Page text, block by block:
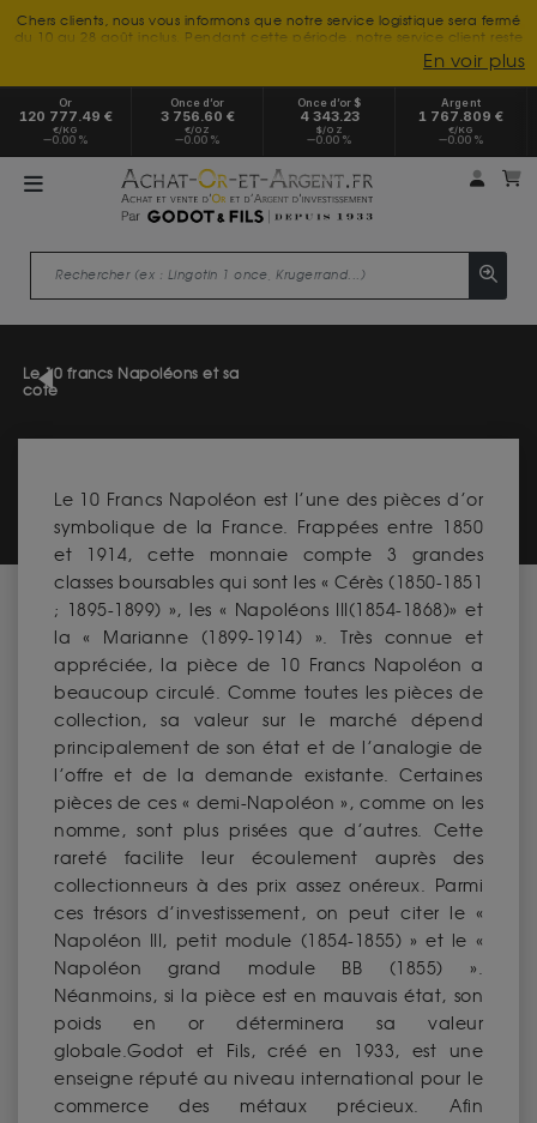
Chers clients, nous vous informons que notre service logistique sera fermé
du 10 au 28 août inclus. Pendant cette période, notre service client reste
à votre disposition tout l'été. Vous pouvez nous joindre du lundi au
vendredi, de 9h30 à 18h, pour toute demande d'information.
Nous vous remercions de votre compréhension et vous souhaitons un
excellent été.
En voir plus
Or
120 777.49 €
€/KG
0.00 %
Once d’or
3 756.60 €
€/OZ
0.00 %
Once d’or $
4 343.23
$/OZ
0.00 %
Argent
1 767.809 €
€/KG
0.00 %
Mon
Le 10 francs Napoléons et sa
cote
Le 10 Francs Napoléon est l’une des pièces d’or
symbolique de la France. Frappées entre 1850
et 1914, cette monnaie compte 3 grandes
classes boursables qui sont les « Cérès (1850-1851
; 1895-1899) », les « Napoléons III(1854-1868)» et
la « Marianne (1899-1914) ». Très connue et
appréciée, la pièce de 10 Francs Napoléon a
beaucoup circulé. Comme toutes les pièces de
collection, sa valeur sur le marché dépend
principalement de son état et de l’analogie de
l’offre et de la demande existante. Certaines
pièces de ces « demi-Napoléon », comme on les
nomme, sont plus prisées que d’autres. Cette
rareté facilite leur écoulement auprès des
collectionneurs à des prix assez onéreux. Parmi
ces trésors d’investissement, on peut citer le «
Napoléon III, petit module (1854-1855) » et le «
Napoléon grand module BB (1855) ».
Néanmoins, si la pièce est en mauvais état, son
poids en or déterminera sa valeur
globale.Godot et Fils, créé en 1933, est une
enseigne réputé au niveau international pour le
commerce des métaux précieux. Afin